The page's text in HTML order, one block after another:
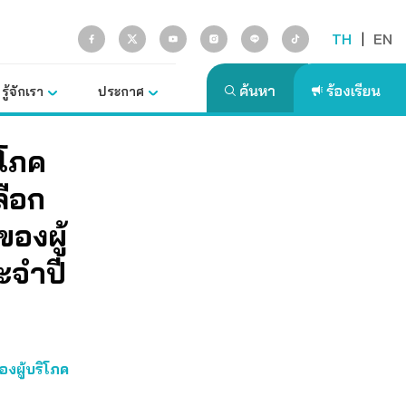
TH | EN
รู้จักเรา ประกาศ
ภค
อก
องผู้
จำปี
งผู้บริโภค